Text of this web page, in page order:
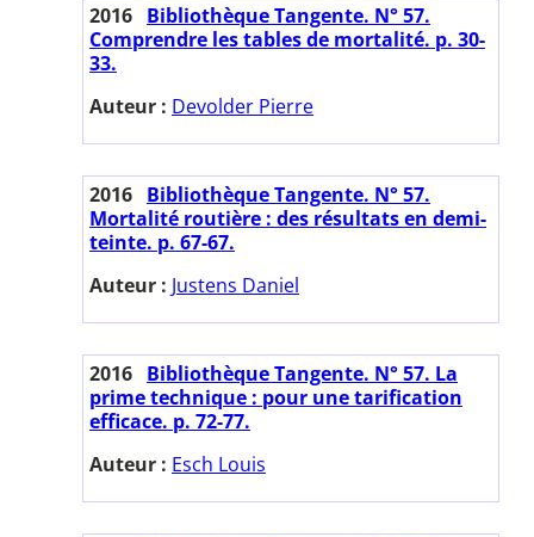
2016 Bibliothèque Tangente. N° 57.
Comprendre les tables de mortalité. p. 30-
33.
Auteur : Devolder Pierre
2016 Bibliothèque Tangente. N° 57.
Mortalité routière : des résultats en demi-
teinte. p. 67-67.
Auteur : Justens Daniel
2016 Bibliothèque Tangente. N° 57. La
prime technique : pour une tarification
efficace. p. 72-77.
Auteur : Esch Louis